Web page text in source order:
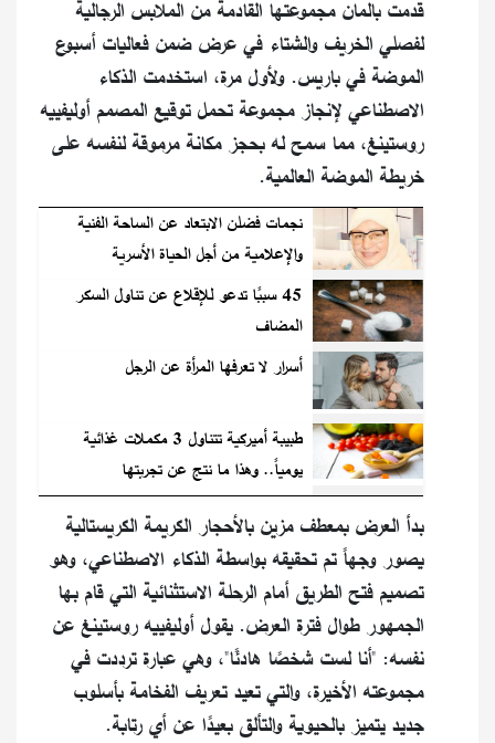
قدمت بالمان مجموعتها القادمة من الملابس الرجالية
لفصلي الخريف والشتاء في عرض ضمن فعاليات أسبوع
الموضة في باريس. ولأول مرة، استخدمت الذكاء
الاصطناعي لإنجاز مجموعة تحمل توقيع المصمم أوليفييه
روستينغ، مما سمح له بحجز مكانة مرموقة لنفسه على
خريطة الموضة العالمية.
نجمات فضلن الابتعاد عن الساحة الفنية
والإعلامية من أجل الحياة الأسرية
45 سببًا تدعو للإقلاع عن تناول السكر
المضاف
أسرار لا تعرفها المرأة عن الرجل
طبيبة أميركية تتناول 3 مكملات غذائية
يومياً.. وهذا ما نتج عن تجربتها
بدأ العرض بمعطف مزين بالأحجار الكريمة الكريستالية
يصور وجهاً تم تحقيقه بواسطة الذكاء الاصطناعي، وهو
تصميم فتح الطريق أمام الرحلة الاستثنائية التي قام بها
الجمهور طوال فترة العرض. يقول أوليفييه روستينغ عن
نفسه: "أنا لست شخصًا هادئًا"، وهي عبارة ترددت في
مجموعته الأخيرة، والتي تعيد تعريف الفخامة بأسلوب
جديد يتميز بالحيوية والتألق بعيدًا عن أي رتابة.